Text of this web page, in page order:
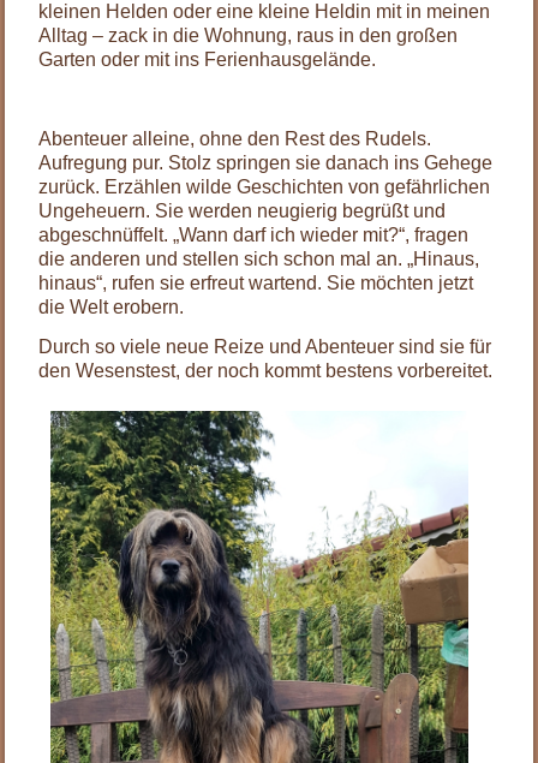
kleinen Helden oder eine kleine Heldin mit in meinen
Alltag – zack in die Wohnung, raus in den großen
Garten oder mit ins Ferienhausgelände.
Abenteuer alleine, ohne den Rest des Rudels.
Aufregung pur. Stolz springen sie danach ins Gehege
zurück. Erzählen wilde Geschichten von gefährlichen
Ungeheuern. Sie werden neugierig begrüßt und
abgeschnüffelt. „Wann darf ich wieder mit?“, fragen
die anderen und stellen sich schon mal an. „Hinaus,
hinaus“, rufen sie erfreut wartend. Sie möchten jetzt
die Welt erobern.
Durch so viele neue Reize und Abenteuer sind sie für
den Wesenstest, der noch kommt bestens vorbereitet.